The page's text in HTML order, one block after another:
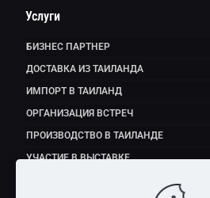
Услуги
БИЗНЕС ПАРТНЕР
ДОСТАВКА ИЗ ТАИЛАНДА
ИМПОРТ В ТАИЛАНД
ОРГАНИЗАЦИЯ ВСТРЕЧ
ПРОИЗВОДСТВО В ТАИЛАНДЕ
УЧАСТИЕ В ВЫСТАВКЕ